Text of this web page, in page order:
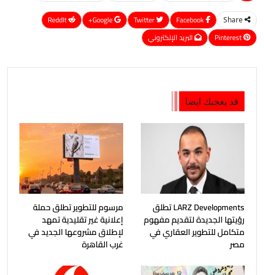
Share
Google+
ReddIt
Pinterest
البريد الإلكتروني
قد يعجبك ايضا
LARZ Developments تطلق
رؤيتها الجديدة لتقديم مفهوم
متكامل للتطوير العقاري في
مصر
مرسوم للتطوير تطلق حملة
إعلانية غير تقليدية تمهد
لإطلاق مشروعها الجديد في
غرب القاهرة